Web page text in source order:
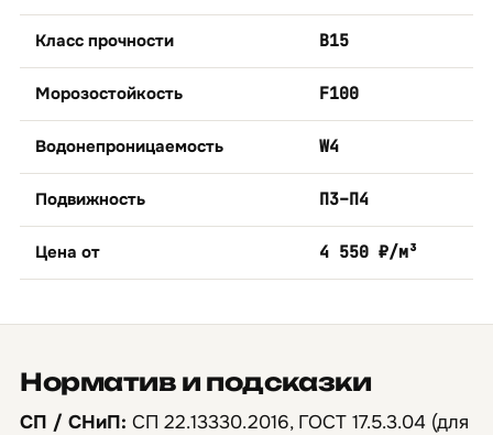
Класс прочности B15
Морозостойкость F100
Водонепроницаемость W4
Подвижность П3–П4
Цена от 4 550 ₽/м³
Норматив и подсказки
СП / СНиП: СП 22.13330.2016, ГОСТ 17.5.3.04 (для